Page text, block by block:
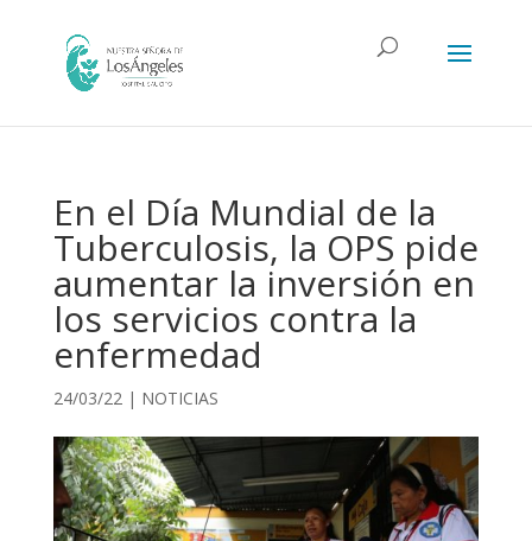
En el Día Mundial de la
Tuberculosis, la OPS pide
aumentar la inversión en
los servicios contra la
enfermedad
24/03/22| NOTICIAS